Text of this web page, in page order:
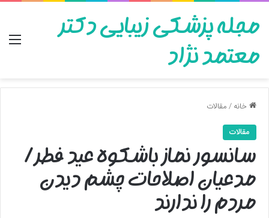
مجله پزشکی زیبایی دکتر
معتمد نژاد
خانه/مقالات
مقالات
سانسور نماز باشکوه عید فطر/
مدعیان اصلاحات چشم دیدن
مردم را ندارند